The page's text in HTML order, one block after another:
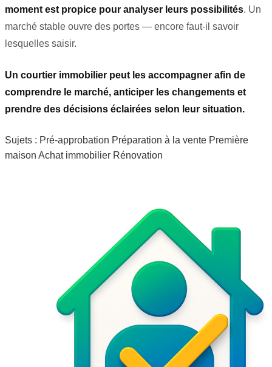
moment est propice pour analyser leurs possibilités. Un
marché stable ouvre des portes — encore faut-il savoir
lesquelles saisir.
Un courtier immobilier peut les accompagner afin de
comprendre le marché, anticiper les changements et
prendre des décisions éclairées selon leur situation.
Sujets : Pré-approbation Préparation à la vente Première
maison Achat immobilier Rénovation